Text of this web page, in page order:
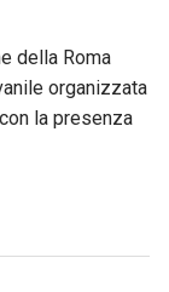
della Roma
organizzata
la presenza